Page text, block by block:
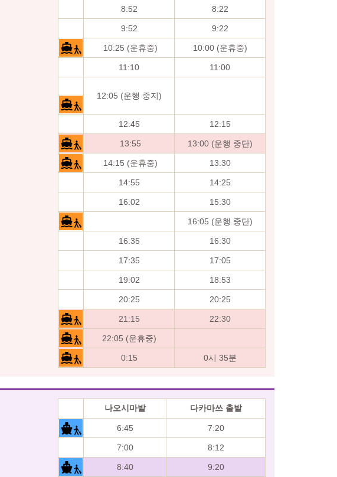
8:52 8:22
9:52 9:22
10:25 (운휴중) 10:00 (운휴중)
11:10 11:00
12:05 (운행 중지)
12:45 12:15
13:55 13:00 (운행 중단)
14:15 (운휴중) 13:30
14:55 14:25
16:02 15:30
16:05 (운행 중단)
16:35 16:30
17:35 17:05
19:02 18:53
20:25 20:25
21:15 22:30
22:05 (운휴중)
0:15 0시 35분
나오시마발 다카마쓰 출발
6:45 7:20
7:00 8:12
8:40 9:20